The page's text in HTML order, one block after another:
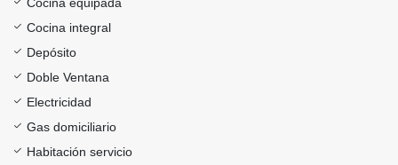
Cocina integral
Depósito
Doble Ventana
Electricidad
Gas domiciliario
Habitación servicio